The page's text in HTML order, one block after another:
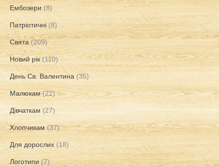
Ембозери (8)
Патріотичні (8)
Свята (209)
Новий рік (110)
День Св. Валентина (35)
Малюкам (22)
Дівчаткам (27)
Хлопчикам (37)
Для дорослих (18)
Логотипи (7)